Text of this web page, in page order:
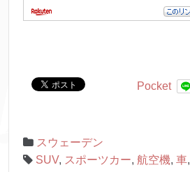
Pocket
スウェーデン
SUV, スポーツカー, 航空機, 車,